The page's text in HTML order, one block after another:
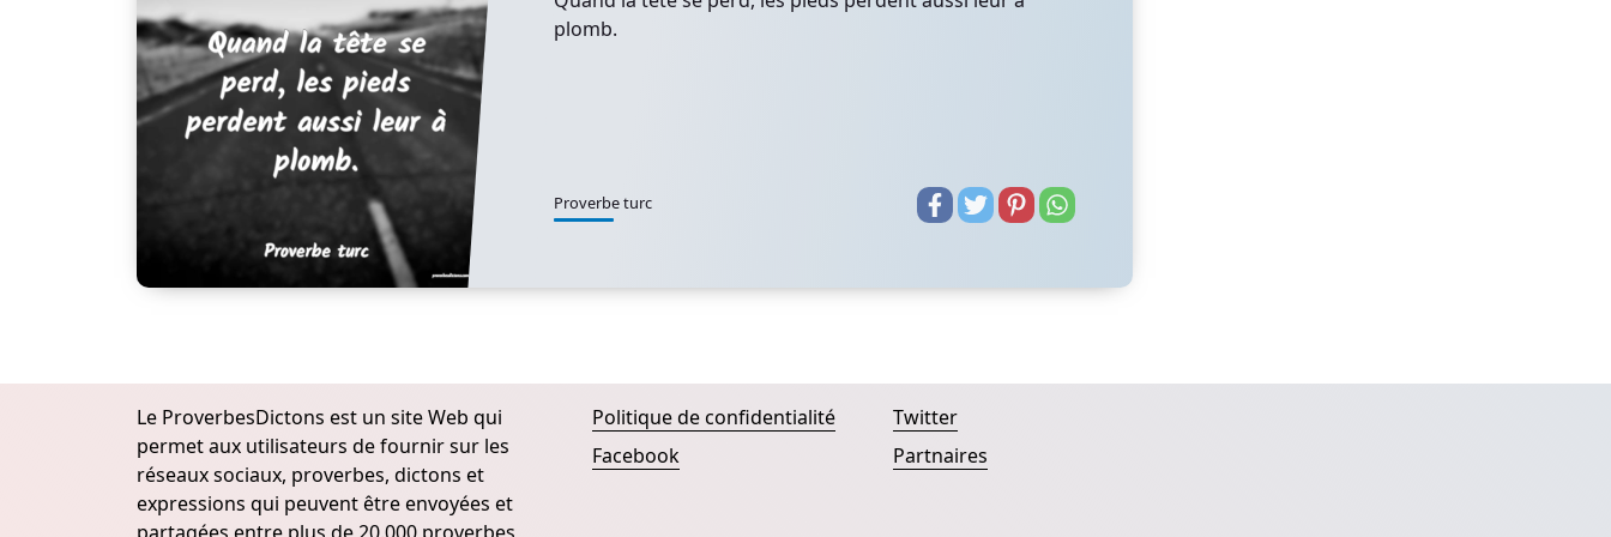
plomb.
Proverbe turc
Le ProverbesDictons est un site Web qui
permet aux utilisateurs de fournir sur les
réseaux sociaux, proverbes, dictons et
expressions qui peuvent être envoyées et
Politique de confidentialité
Facebook
Twitter
Partnaires